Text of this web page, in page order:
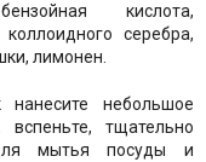
кислота,
коллоидного серебра,
лимонен.
небольшое
тщательно
мытья посуды и